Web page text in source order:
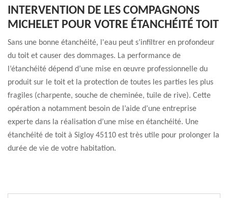
INTERVENTION DE LES COMPAGNONS
MICHELET POUR VOTRE ÉTANCHÉITÉ TOIT
Sans une bonne étanchéité, l'eau peut s’infiltrer en profondeur
du toit et causer des dommages. La performance de
l’étanchéité dépend d’une mise en œuvre professionnelle du
produit sur le toit et la protection de toutes les parties les plus
fragiles (charpente, souche de cheminée, tuile de rive). Cette
opération a notamment besoin de l’aide d’une entreprise
experte dans la réalisation d’une mise en étanchéité. Une
étanchéité de toit à Sigloy 45110 est très utile pour prolonger la
durée de vie de votre habitation.